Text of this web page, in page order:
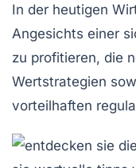
In der heutigen
Angesichts einer
zu profitieren, die
Wertstrategien
vorteilhaften